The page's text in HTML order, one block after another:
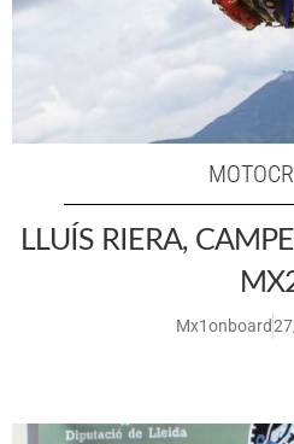
LLUÍS RIERA,
Mx1onboard